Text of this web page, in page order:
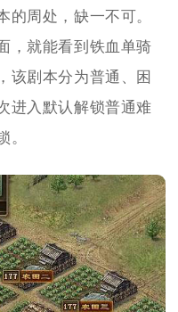
的周处，缺一不可。
，就能看到铁血单骑
该剧本分为普通、困
进入默认解锁普通难
。